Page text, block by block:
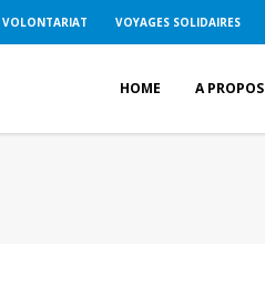
VOLONTARIAT VOYAGES SOLIDAIRES
HOME
A PROPOS